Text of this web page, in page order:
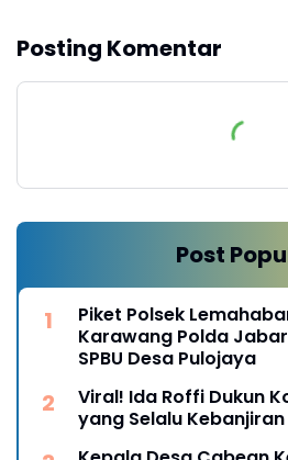
Posting Komentar
Post
Piket Polsek
Karawang Polda
SPBU Desa Pulojaya
Viral! Ida Roffi Dukun
yang Selalu Kebanjiran